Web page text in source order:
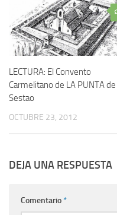
LECTURA: El Convento
Carmelitano de LA PUNTA de
Sestao
OCTUBRE 23, 2012
DEJA UNA RESPUESTA
Comentario*